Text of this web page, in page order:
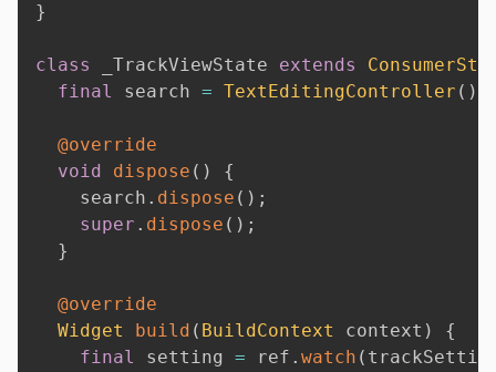
}
class _TrackViewState extends
final
search = TextEditingController ( )
@override
void
dispose ( )
{
    search
. dispose ( ) ;
super . dispose ( ) ;
}
@override
Widget
build ( BuildContext context )
{
final
setting = ref . watch (